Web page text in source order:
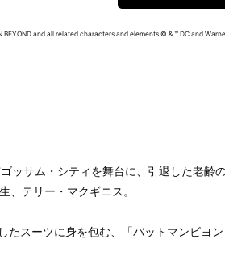
BEYOND and all related characters and elements © & ™ DC and
ッサム・シティを舞台に、引退した老齢
、テリー・マクギニス。
たスーツに身を包む、「バットマンビヨ